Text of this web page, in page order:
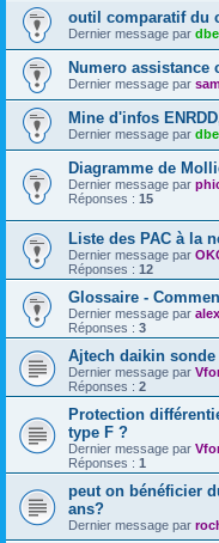
outil comparatif du
Dernier message par
Numero assistance
Dernier message par
Mine d'infos
Dernier message par
Diagramme de
Dernier message par
Réponses : 15
Liste des PAC à la
Dernier message par
Réponses : 12
Glossaire -
Dernier message par alex
Réponses : 3
Ajtech daikin sonde
Dernier message par
Réponses : 2
Protection
type F ?
Dernier message par
Réponses : 1
peut on bénéficier
ans?
Dernier message par